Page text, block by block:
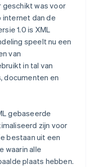
was voor
internet dan de
1.0 is XML
speelt nu een
van
in tal van
documenten en
gebaseerde
zijn voor
bestaan uit een
waarin alle
plaats hebben.